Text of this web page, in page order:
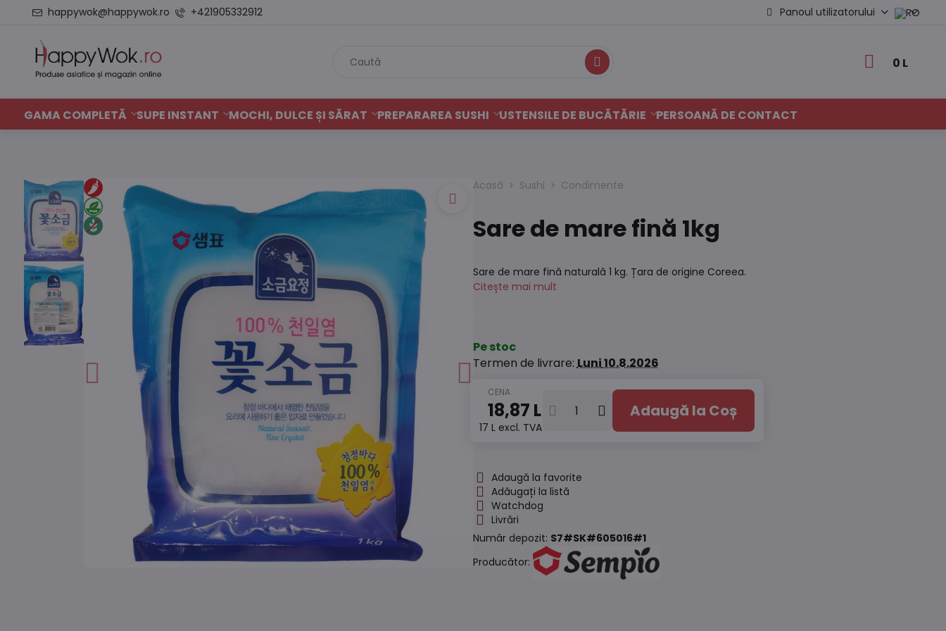
happywok@happywok.ro +421905332912 Panoul utilizatorului
Caută 0 L
GAMA COMPLETĂ SUPE INSTANT MOCHI, DULCE ȘI SĂRAT PREPARAREA SUSHI USTENSILE DE BUCĂTĂRIE PERSOANĂ DE CONTACT
Acasă Sushi Condimente
Sare de mare fină 1kg
Sare de mare fină naturală 1 kg. Țara de origine Coreea.
Citește mai mult
Pe stoc
Termen de livrare:Luni10.8.2026
18,87 L
17 L excl. TVA
Adaugă la Coș
Adaugă la favorite
Adăugați la listă
Watchdog
Livrări
Număr depozit: S7#SK#605016#1
Producător: